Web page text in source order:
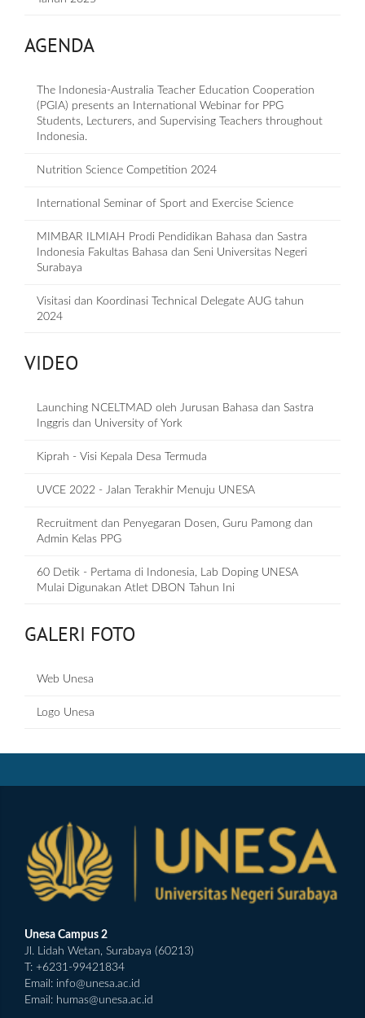
AGENDA
The Indonesia-Australia Teacher Education Cooperation
(PGIA) presents an International Webinar for PPG
Students, Lecturers, and Supervising Teachers throughout
Indonesia.
Nutrition Science Competition 2024
International Seminar of Sport and Exercise Science
MIMBAR ILMIAH Prodi Pendidikan Bahasa dan Sastra
Indonesia Fakultas Bahasa dan Seni Universitas Negeri
Surabaya
Visitasi dan Koordinasi Technical Delegate AUG tahun
2024
VIDEO
Launching NCELTMAD oleh Jurusan Bahasa dan Sastra
Inggris dan University of York
Kiprah - Visi Kepala Desa Termuda
UVCE 2022 - Jalan Terakhir Menuju UNESA
Recruitment dan Penyegaran Dosen, Guru Pamong dan
Admin Kelas PPG
60 Detik - Pertama di Indonesia, Lab Doping UNESA
Mulai Digunakan Atlet DBON Tahun Ini
GALERI FOTO
Web Unesa
Logo Unesa
Unesa Campus 2
Jl. Lidah Wetan, Surabaya (60213)
T: +6231-99421834
Email: info@unesa.ac.id
Email: humas@unesa.ac.id